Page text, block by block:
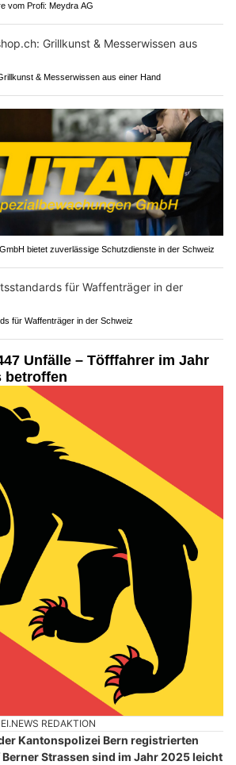
vom Profi: Meydra AG
& Messerwissen aus einer Hand
bietet zuverlässige Schutzdienste in der Schweiz
für Waffenträger in der Schweiz
Unfälle – Töfffahrer im Jahr
betroffen
REDAKTION
Kantonspolizei Bern registrierten
Strassen sind im Jahr 2025 leicht